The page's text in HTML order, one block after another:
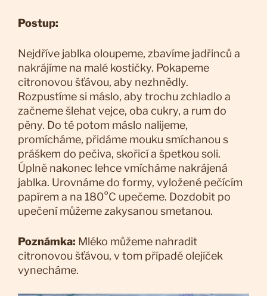
Postup:
Nejdříve jablka oloupeme, zbavíme jadřinců a
nakrájíme na malé kostičky. Pokapeme
citronovou šťávou, aby nezhnědly.
Rozpustíme si máslo, aby trochu zchladlo a
začneme šlehat vejce, oba cukry, a rum do
pěny. Do té potom máslo nalijeme,
promícháme, přidáme mouku smíchanou s
práškem do pečiva, skořicí a špetkou soli.
Úplně nakonec lehce vmícháme nakrájená
jablka. Urovnáme do formy, vyložené pečícím
papírem a na 180°C upečeme. Dozdobit po
upečení můžeme zakysanou smetanou.
Poznámka: Mléko můžeme nahradit
citronovou šťávou, v tom případě olejíček
vynecháme.